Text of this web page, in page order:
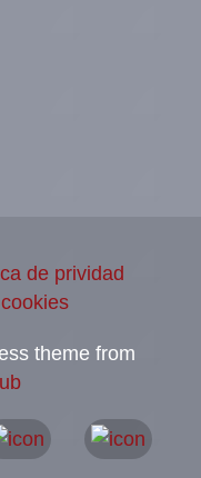
de prividad
theme from